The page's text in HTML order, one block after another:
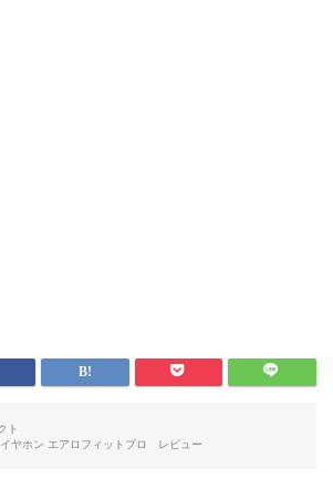
ト
ヤホン エアロフィットプロ レビュー